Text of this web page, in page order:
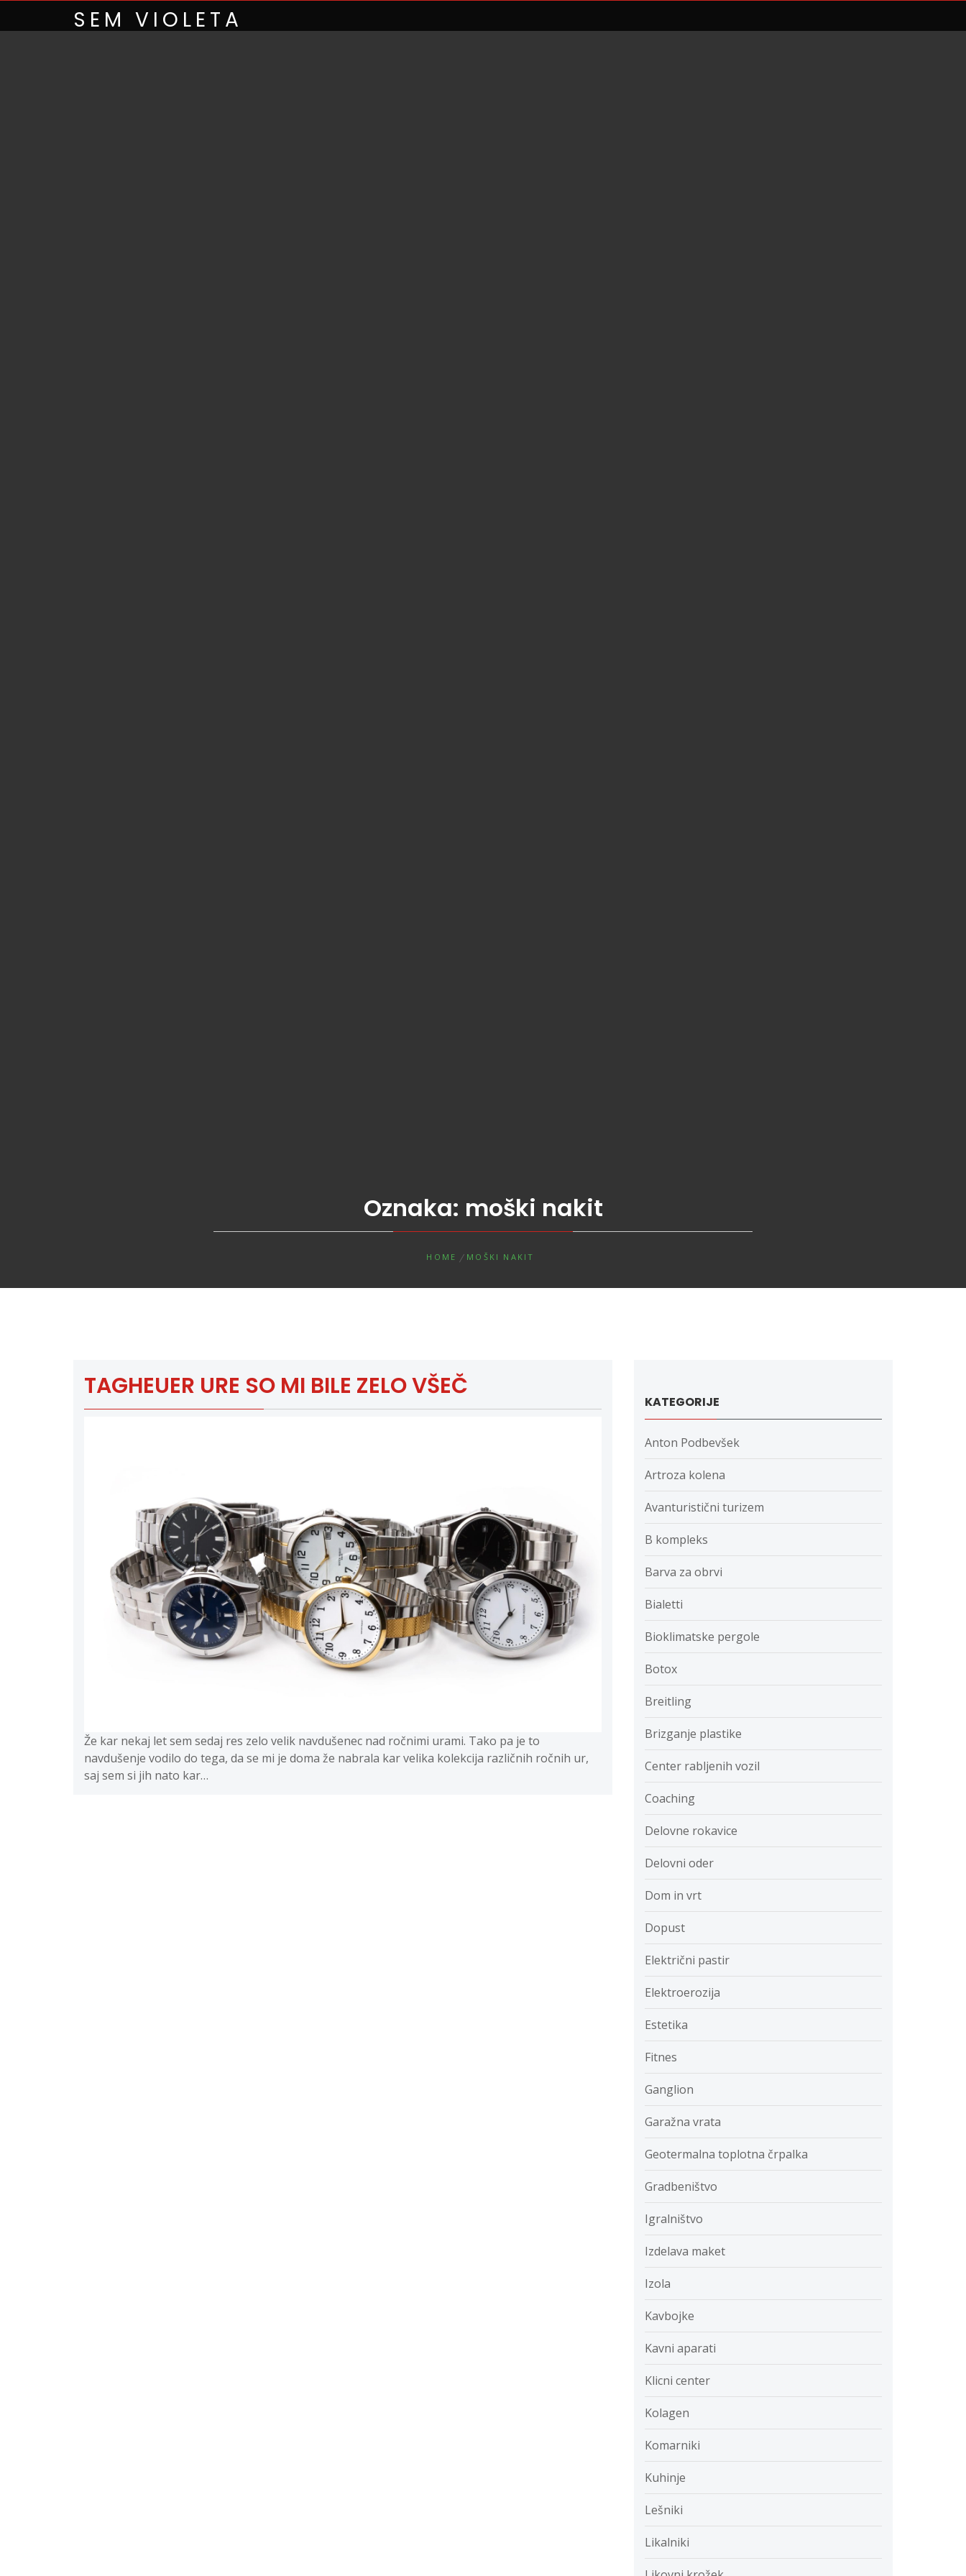
SEM VIOLETA
Oznaka: moški nakit
HOME MOŠKI NAKIT
TAGHEUER URE SO MI BILE ZELO VŠEČ
Že kar nekaj let sem sedaj res zelo velik navdušenec nad ročnimi urami. Tako pa je to
navdušenje vodilo do tega, da se mi je doma že nabrala kar velika kolekcija različnih ročnih ur,
saj sem si jih nato kar…
KATEGORIJE
Anton Podbevšek
Artroza kolena
Avanturistični turizem
B kompleks
Barva za obrvi
Bialetti
Bioklimatske pergole
Botox
Breitling
Brizganje plastike
Center rabljenih vozil
Coaching
Delovne rokavice
Delovni oder
Dom in vrt
Dopust
Električni pastir
Elektroerozija
Estetika
Fitnes
Ganglion
Garažna vrata
Geotermalna toplotna črpalka
Gradbeništvo
Igralništvo
Izdelava maket
Izola
Kavbojke
Kavni aparati
Klicni center
Kolagen
Komarniki
Kuhinje
Lešniki
Likalniki